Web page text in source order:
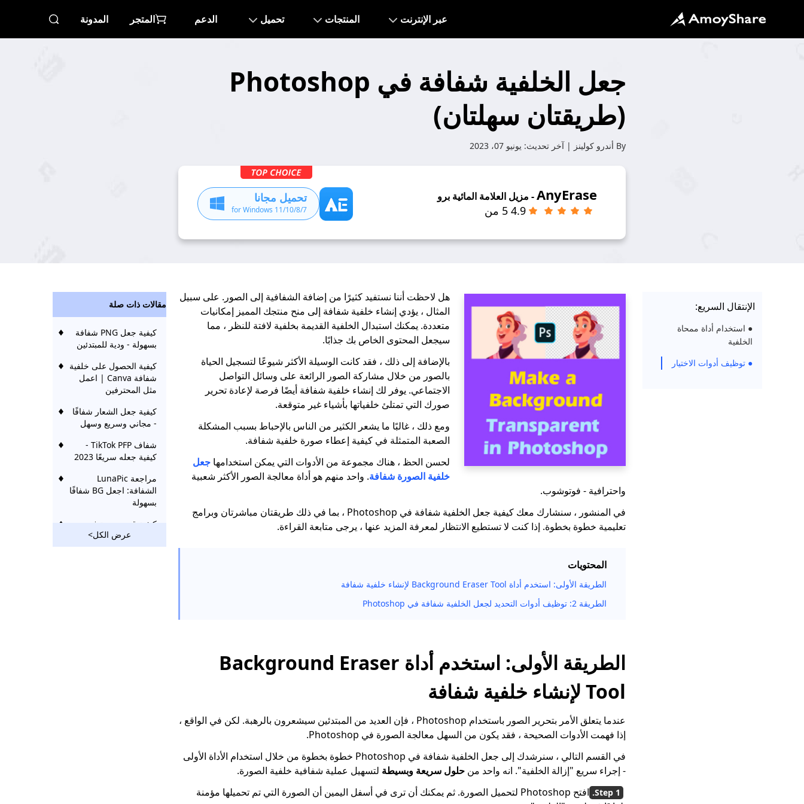
عبر الإنترنت المنتجات تحميل الدعم المتجر المدونة
جعل الخلفية شفافة في Photoshop
(طريقتان سهلتان)
By أندرو كولينز | آخر تحديث: يونيو 07، 2023
AnyErase- مزيل العلامة المائية برو تحميل مجانا
for Windows 11/10/8/7
هل لاحظت أننا نستفيد كثيرًا من إضافة الشفافية إلى الصور. على سبيل
المثال ، يؤدي إنشاء خلفية شفافة إلى منح منتجك المميز إمكانيات
متعددة. يمكنك استبدال الخلفية القديمة بخلفية لافتة للنظر ، مما
سيجعل المحتوى الخاص بك جذابًا.
بالإضافة إلى ذلك ، فقد كانت الوسيلة الأكثر شيوعًا لتسجيل الحياة
بالصور من خلال مشاركة الصور الرائعة على وسائل التواصل
الاجتماعي. يوفر لك إنشاء خلفية شفافة أيضًا فرصة لإعادة تحرير
صورك التي تمتلئ خلفياتها بأشياء غير متوقعة.
ومع ذلك ، غالبًا ما يشعر الكثير من الناس بالإحباط بسبب المشكلة
الصعبة المتمثلة في كيفية إعطاء صورة خلفية شفافة.
لحسن الحظ ، هناك مجموعة من الأدوات التي يمكن استخدامها جعل
خلفية الصورة شفافة. واحد منهم هو أداة معالجة الصور الأكثر شعبية
واحترافية - فوتوشوب.
في المنشور ، سنشارك معك كيفية جعل الخلفية شفافة في Photoshop ، بما في ذلك طريقتان مباشرتان وبرامج
تعليمية خطوة بخطوة. إذا كنت لا تستطيع الانتظار لمعرفة المزيد عنها ، يرجى متابعة القراءة.
المحتويات
الطريقة الأولى: استخدم أداة Background Eraser Tool لإنشاء خلفية شفافة
الطريقة 2: توظيف أدوات التحديد لجعل الخلفية شفافة في Photoshop
الطريقة الأولى: استخدم أداة Background Eraser
Tool لإنشاء خلفية شفافة
عندما يتعلق الأمر بتحرير الصور باستخدام Photoshop ، فإن العديد من المبتدئين سيشعرون بالرهبة. لكن في الواقع ،
إذا فهمت الأدوات الصحيحة ، فقد يكون من السهل معالجة الصورة في Photoshop.
في القسم التالي ، سنرشدك إلى جعل الخلفية شفافة في Photoshop خطوة بخطوة من خلال استخدام الأداة الأولى
- إجراء سريع "إزالة الخلفية". انه واحد من حلول سريعة وبسيطة لتسهيل عملية شفافية خلفية الصورة.
افتح Photoshop لتحميل الصورة. ثم يمكنك أن ترى في أسفل اليمين أن الصورة التي تم تحميلها مؤمنة
الإنتقال السريع:
● استخدام أداة ممحاة
الخلفية
● توظيف أدوات الاختيار
مقالات ذات صلة
كيفية جعل PNG شفافة
بسهولة - ودية للمبتدئين
كيفية الحصول على خلفية
شفافة Canva | اعمل
مثل المحترفين
كيفية جعل الشعار شفافًا
- مجاني وسريع وسهل
شفاف TikTok PFP -
كيفية جعله سريعًا 2023
مراجعة LunaPic
الشفافة: اجعل BG شفافًا
بسهولة
كيفية قص صورة في
برنامج فوتوشوب [4
أسهل طرق]
عرض الكل>